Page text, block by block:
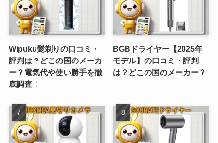
Wipuku髭剃りの口コミ・
評判は？どこの国のメーカ
ー？電気代や使い勝手を徹
底調査！
BGBドライヤー【2025年
モデル】の口コミ・評判
は？どこの国のメーカー？